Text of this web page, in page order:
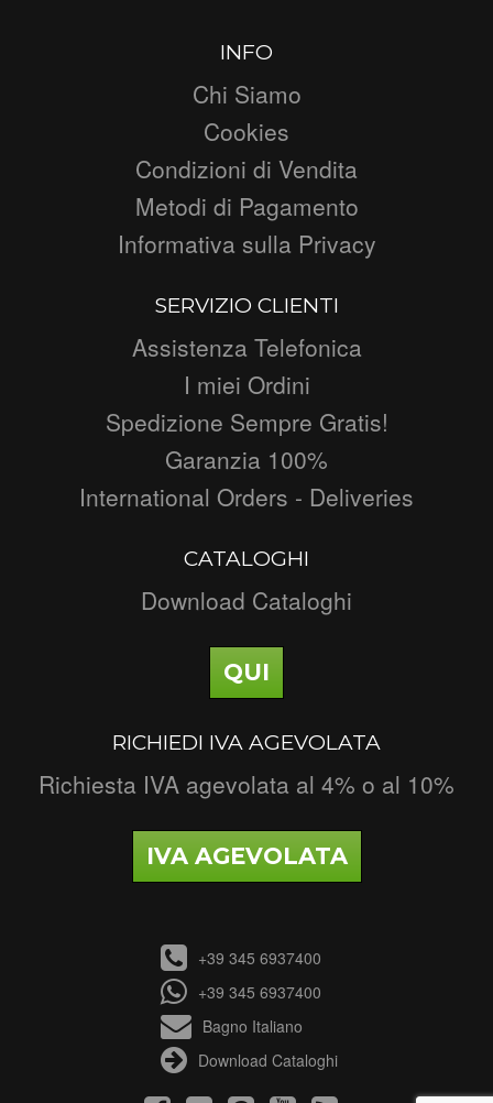
INFO
Chi Siamo
Cookies
Condizioni di Vendita
Metodi di Pagamento
Informativa sulla Privacy
SERVIZIO CLIENTI
Assistenza Telefonica
I miei Ordini
Spedizione Sempre Gratis!
Garanzia 100%
International Orders - Deliveries
CATALOGHI
Download Cataloghi
QUI
RICHIEDI IVA AGEVOLATA
Richiesta IVA agevolata al 4% o al 10%
IVA AGEVOLATA
+39 345 6937400
+39 345 6937400
Bagno Italiano
Download Cataloghi